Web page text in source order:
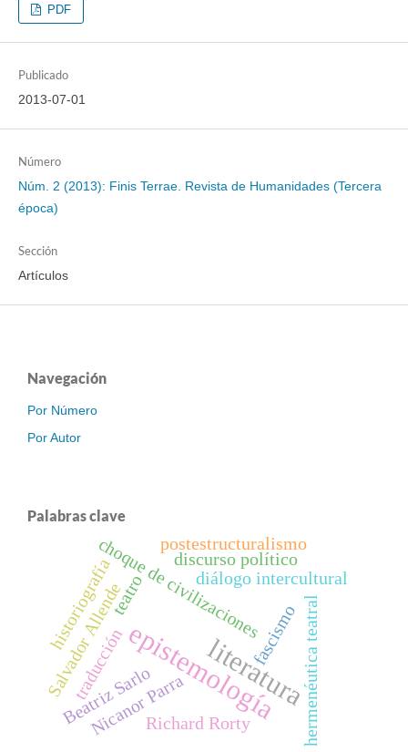
PDF
Publicado
2013-07-01
Número
Núm. 2 (2013): Finis Terrae. Revista de Humanidades (Tercera
época)
Sección
Artículos
Navegación
Por Número
Por Autor
Palabras clave
epistemología
literatura
fascismo
choque de civilizacionesdiálogo intercultural
hermenéutica teatral
Nicanor Parra
teatro
traducción
discurso político
Salvador Allende
historiografía
Beatriz Sarlo
postestructuralismo
Richard Rorty